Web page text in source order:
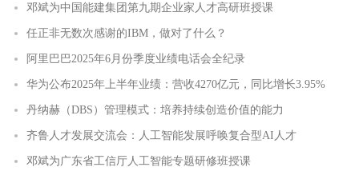
邓斌为中国能建集团第九期企业家人才高研班授课
任正非无数次感谢的IBM，做对了什么？
阿里巴巴2025年6月份季度业绩电话会全纪录
华为公布2025年上半年业绩：营收4270亿元，同比增长3.95%
丹纳赫（DBS）管理模式：培养持续创造价值的能力
齐鲁人才发展交流会：人工智能发展呼唤复合型AI人才
邓斌为广东省工信厅人工智能专题研修班授课